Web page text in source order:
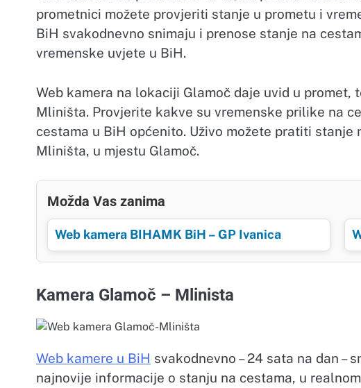
prometnici možete provjeriti stanje u prometu i
BiH svakodnevno snimaju i prenose stanje na
vremenske uvjete u BiH.
Web kamera na lokaciji Glamoč daje uvid u promet,
Mliništa. Provjerite kakve su vremenske prilike na
cestama u BiH općenito. Uživo možete pratiti stanje
Mliništa, u mjestu Glamoč.
Možda Vas zanima
Web kamera BIHAMK BiH – GP Ivanica
Kamera Glamoč – Mlinista
Web kamere u BiH svakodnevno – 24 sata na dan –
najnovije informacije o stanju na cestama, u